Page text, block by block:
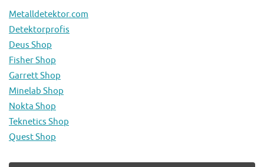
Metalldetektor.com
Detektorprofis
Deus Shop
Fisher Shop
Garrett Shop
Minelab Shop
Nokta Shop
Teknetics Shop
Quest Shop